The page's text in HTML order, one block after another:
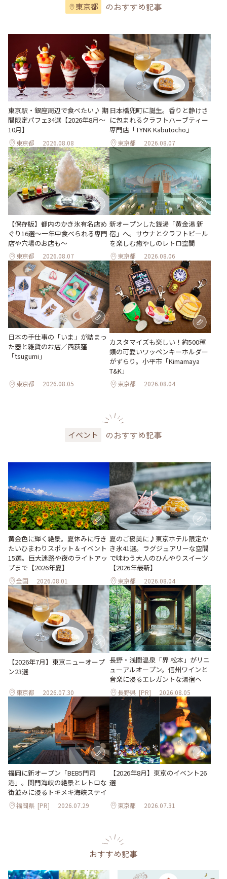
東京都 のおすすめ記事
東京駅・銀座周辺で食べたい♪ 期
間限定パフェ34選【2026年8月～
10月】
東京都 2026.08.08
日本橋兜町に誕生。香りと静けさ
に包まれるクラフトハーブティー
専門店「TYNK Kabutocho」
東京都 2026.08.07
【保存版】都内のかき氷有名店め
ぐり16選～一年中食べられる専門
店や穴場のお店も～
東京都 2026.08.07
新オープンした銭湯「黄金湯 新
宿」へ。サウナとクラフトビール
を楽しむ癒やしのレトロ空間
東京都 2026.08.06
日本の手仕事の「いま」が詰まっ
た器と雑貨のお店／西荻窪
「tsugumi」
東京都 2026.08.05
カスタマイズも楽しい！約500種
類の可愛いワッペンキーホルダー
がずらり。小平市「Kimamaya
T&K」
東京都 2026.08.04
イベント のおすすめ記事
黄金色に輝く絶景。夏休みに行き
たいひまわりスポット＆イベント
15選。巨大迷路や夜のライトアッ
プまで【2026年夏】
全国 2026.08.01
夏のご褒美に♪東京ホテル限定か
き氷41選。ラグジュアリーな空間
で味わう大人のひんやりスイーツ
【2026年最新】
東京都 2026.08.04
【2026年7月】東京ニューオープ
ン23選
東京都 2026.07.30
長野・浅間温泉「界 松本」がリニ
ューアルオープン。信州ワインと
音楽に浸るエレガントな湯宿へ
長野県 [PR] 2026.08.05
福岡に新オープン「BEB5門司
港」。関門海峡の絶景とレトロな
街並みに浸るトキメキ海峡ステイ
福岡県 [PR] 2026.07.29
【2026年8月】東京のイベント26
選
東京都 2026.07.31
おすすめ記事